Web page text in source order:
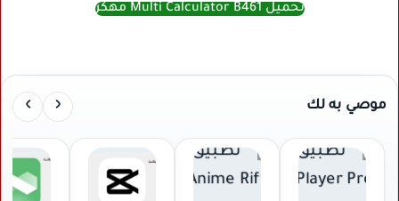
تحميل Multi Calculator B461 مهكر
موصي به لك ‹
›